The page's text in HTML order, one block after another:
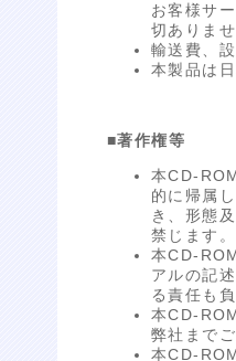
お客様サ
切ありませ
輸送費、
本製品は
■著作権等
本CD-
的に帰属
き、形態
禁じます。
本CD-
アルの記
る責任も
本CD-
弊社まで
本CD-